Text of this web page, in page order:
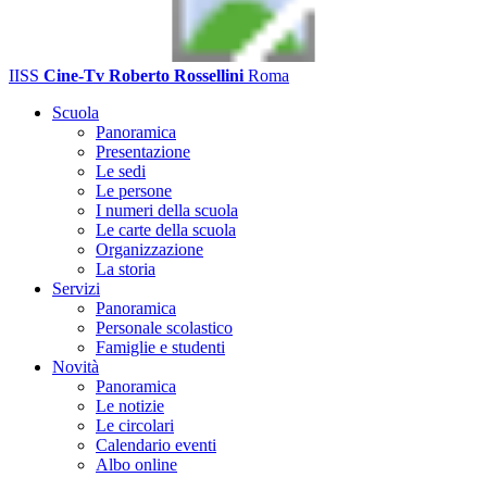
IISS Cine-Tv Roberto Rossellini Roma
Scuola
Panoramica
Presentazione
Le sedi
Le persone
I numeri della scuola
Le carte della scuola
Organizzazione
La storia
Servizi
Panoramica
Personale scolastico
Famiglie e studenti
Novità
Panoramica
Le notizie
Le circolari
Calendario eventi
Albo online